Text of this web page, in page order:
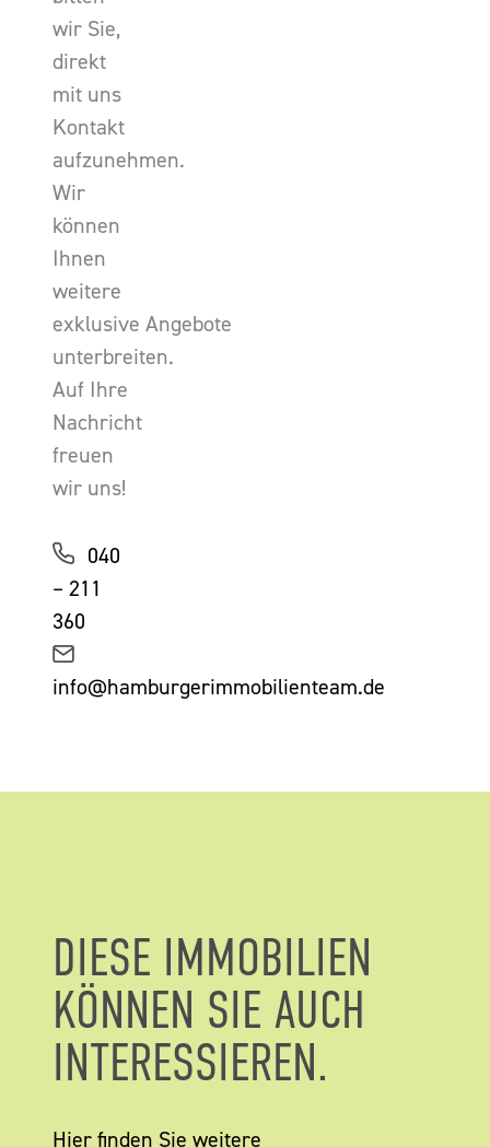
wir Sie,
direkt
mit uns
Kontakt
aufzunehmen.
Wir
können
Ihnen
weitere
exklusive Angebote
unterbreiten.
Auf Ihre
Nachricht
freuen
wir uns!
040
– 211
360
info@hamburgerimmobilienteam.de
DIESE IMMOBILIEN
KÖNNEN SIE AUCH
INTERESSIEREN.
Hier finden Sie weitere